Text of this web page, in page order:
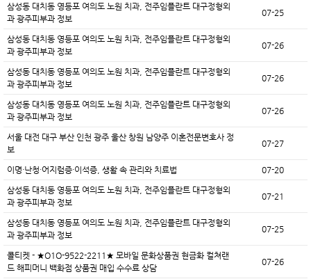
삼성동 대치동 영등포 여의도 노원 치과, 전주임플란트 대구정형외
과 광주피부과 정보
07-25
삼성동 대치동 영등포 여의도 노원 치과, 전주임플란트 대구정형외
과 광주피부과 정보
07-26
삼성동 대치동 영등포 여의도 노원 치과, 전주임플란트 대구정형외
과 광주피부과 정보
07-26
삼성동 대치동 영등포 여의도 노원 치과, 전주임플란트 대구정형외
과 광주피부과 정보
07-26
서울 대전 대구 부산 인천 광주 울산 창원 남양주 이혼전문변호사 정
보
07-27
이명·난청·어지럼증·이석증, 생활 속 관리와 치료법 07-20
삼성동 대치동 영등포 여의도 노원 치과, 전주임플란트 대구정형외
과 광주피부과 정보
07-21
삼성동 대치동 영등포 여의도 노원 치과, 전주임플란트 대구정형외
과 광주피부과 정보
07-25
콜티켓 - ★O1O-9522-2211★ 모바일 문화상품권 현금화 컬쳐랜
드 해피머니 백화점 상품권 매입 수수료 상담
07-26